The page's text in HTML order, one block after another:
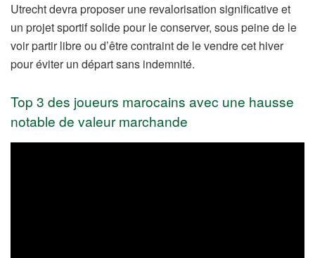
Utrecht devra proposer une revalorisation significative et
un projet sportif solide pour le conserver, sous peine de le
voir partir libre ou d’être contraint de le vendre cet hiver
pour éviter un départ sans indemnité.
Top 3 des joueurs marocains avec une hausse
notable de valeur marchande